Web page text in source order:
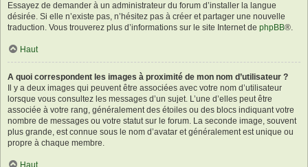
Essayez de demander à un administrateur du forum d’installer la langue
désirée. Si elle n’existe pas, n’hésitez pas à créer et partager une nouvelle
traduction. Vous trouverez plus d’informations sur le site Internet de phpBB®.
Haut
A quoi correspondent les images à proximité de mon nom d’utilisateur ?
Il y a deux images qui peuvent être associées avec votre nom d’utilisateur
lorsque vous consultez les messages d’un sujet. L’une d’elles peut être
associée à votre rang, généralement des étoiles ou des blocs indiquant votre
nombre de messages ou votre statut sur le forum. La seconde image, souvent
plus grande, est connue sous le nom d’avatar et généralement est unique ou
propre à chaque membre.
Haut